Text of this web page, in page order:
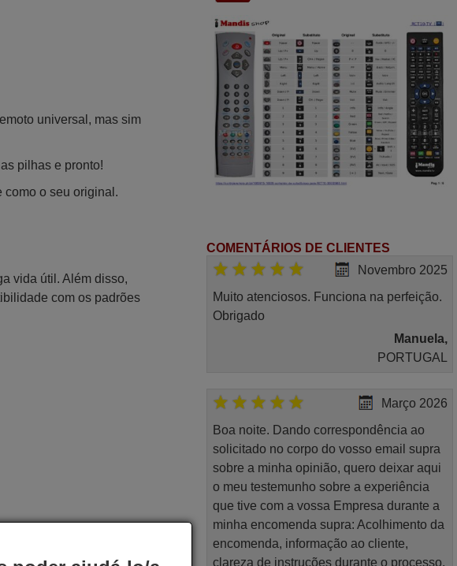
universal, mas sim
pilhas e pronto!
como o seu original.
vida útil. Além disso,
com os padrões
COMENTÁRIOS DE CLIENTES
Novembro 2025
Muito atenciosos. Funciona na perfeição.
Obrigado
Manuela,
PORTUGAL
Março 2026
Boa noite. Dando correspondência ao
solicitado no corpo do vosso email supra
sobre a minha opinião, quero deixar aqui
o meu testemunho sobre a experiência
que tive com a vossa Empresa durante a
minha encomenda supra: Acolhimento da
encomenda, informação ao cliente,
clareza de instruções durante o processo,